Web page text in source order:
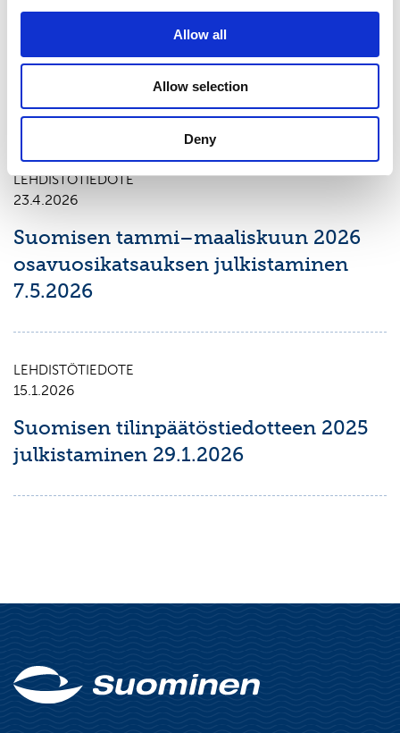
Allow all
Allow selection
Deny
24.7.2026
Suomisen tammi–kesäkuun 2026
puolivuosikatsauksen julkistaminen
7.8.2026
LEHDISTÖTIEDOTE
23.4.2026
Suomisen tammi–maaliskuun 2026
osavuosikatsauksen julkistaminen
7.5.2026
LEHDISTÖTIEDOTE
15.1.2026
Suomisen tilinpäätöstiedotteen 2025
julkistaminen 29.1.2026